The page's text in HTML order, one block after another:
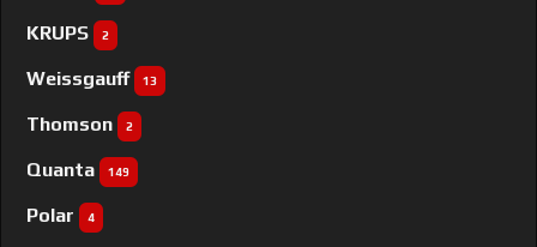
KRUPS 2
Weissgauff 13
Thomson 2
Quanta 149
Polar 4